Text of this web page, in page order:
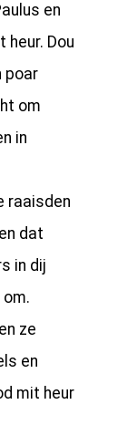
en
heur. Dou
poar
om
in
raaisden
dat
in dij
ze
en
mit heur